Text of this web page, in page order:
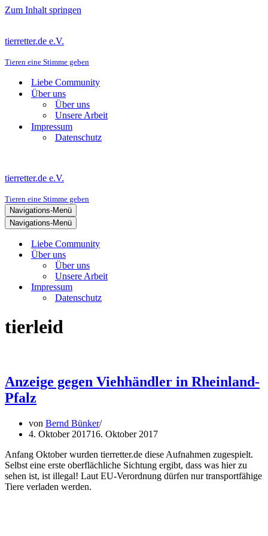
Zum Inhalt springen
tierretter.de e.V.
Tieren eine Stimme geben
Liebe Community
Über uns
Über uns
Unsere Arbeit
Impressum
Datenschutz
tierretter.de e.V.
Tieren eine Stimme geben
Navigations-Menü
Navigations-Menü
Liebe Community
Über uns
Über uns
Unsere Arbeit
Impressum
Datenschutz
tierleid
Anzeige gegen Viehhändler in Rheinland-
Pfalz
von Bernd Bünker
4. Oktober 201716. Oktober 2017
Anfang Oktober wurden tierretter.de diese Aufnahmen zugespielt.
Selbst eine erste oberflächliche Sichtung ergibt, dass was hier zu
sehen ist, ist illegal! Laut EU-Verordnung dürfen nur transportfähige
Tiere verladen werden.